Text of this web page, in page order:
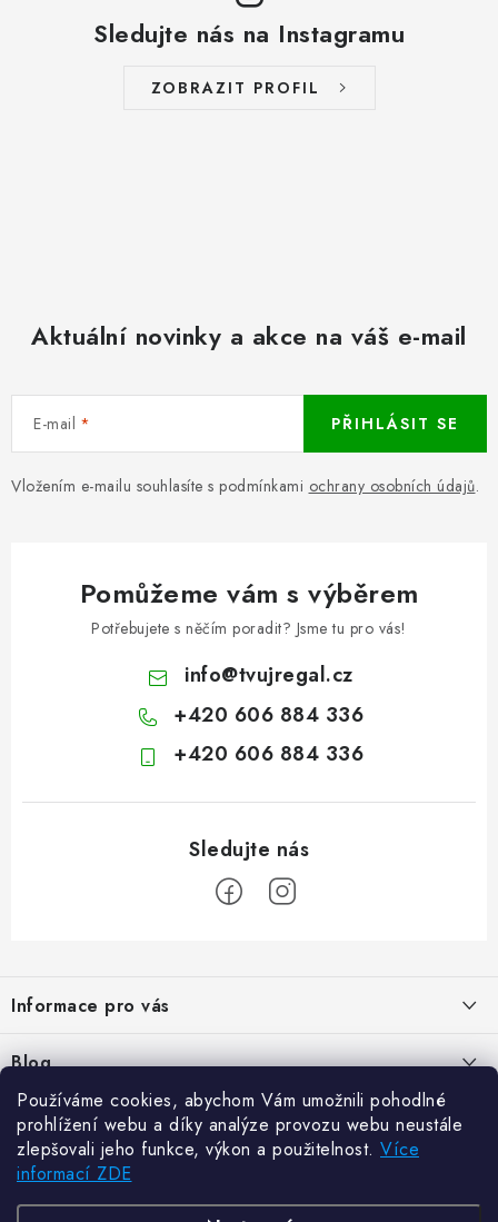
Používáme cookies, abychom Vám umožnili pohodlné
prohlížení webu a díky analýze provozu webu neustále
zlepšovali jeho funkce, výkon a použitelnost. Více
informací ZDE
Sledujte nás na Instagramu
ZOBRAZIT PROFIL
Aktuální novinky a akce na váš e-mail
E-mail
Vložením e-mailu souhlasíte s podmínkami ochrany osobních údajů.
PŘIHLÁSIT SE
Pomůžeme vám s výběrem
Potřebujete s něčím poradit? Jsme tu pro vás!
info@tvujregal.cz
+420 606 884 336
+420 606 884 336
p
a
t
Informace pro vás
Kontakty
Hodnocení obchodu
Reklamace zboží
Odstoupení od kupní smlouvy
Blog
Jak vybrat poštovní schránku?
21.5.2024
Zajistěte si bohatou úrodu. Začněte s přípravou sazenic
6.3.2024
Facebook
Novinky